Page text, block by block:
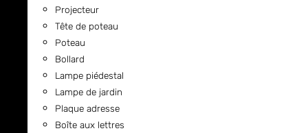
Projecteur
Tête de poteau
Poteau
Bollard
Lampe piédestal
Lampe de jardin
Plaque adresse
Boîte aux lettres